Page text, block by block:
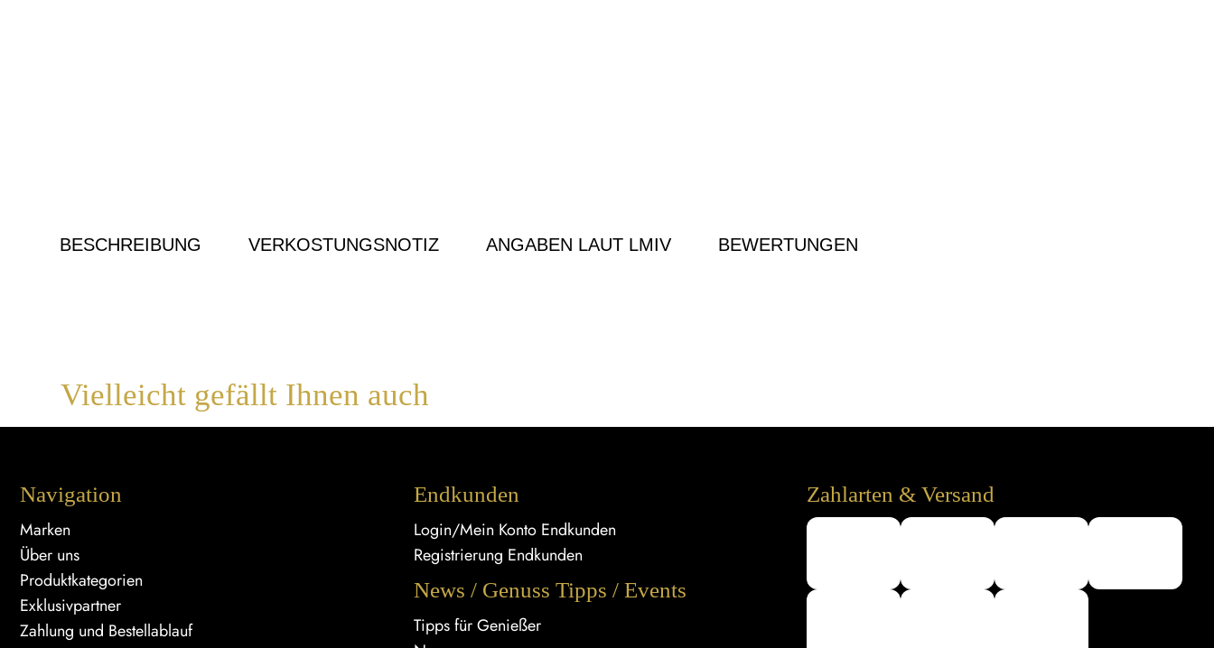
BESCHREIBUNG VERKOSTUNGSNOTIZ ANGABEN LAUT LMIV BEWERTUNGEN
Vielleicht gefällt Ihnen auch
Navigation
Marken
Über uns
Produktkategorien
Exklusivpartner
Zahlung und Bestellablauf
Endkunden
Login/Mein Konto Endkunden
Registrierung Endkunden
News / Genuss Tipps / Events
Tipps für Genießer
Zahlarten & Versand